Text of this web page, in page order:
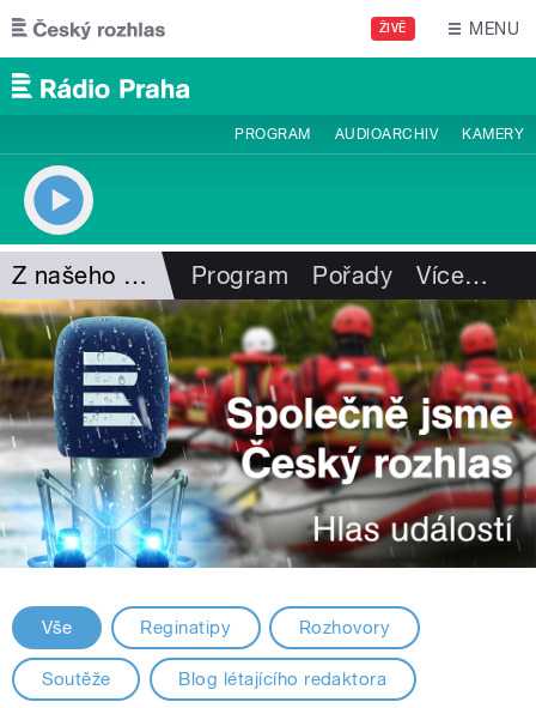
Přejít k hlavnímu obsahu
ŽIVĚ MENU
PROGRAM AUDIOARCHIV KAMERY
Z našeho vysílání Program Pořady Více…
Vše Reginatipy Rozhovory
Soutěže Blog létajícího redaktora